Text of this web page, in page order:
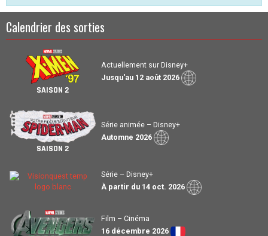
Calendrier des sorties
SAISON 2
Actuellement sur Disney+
Jusqu'au 12 août 2026
SAISON 2
Série animée – Disney+
Automne 2026
Série – Disney+
À partir du 14 oct. 2026
Film – Cinéma
16 décembre 2026